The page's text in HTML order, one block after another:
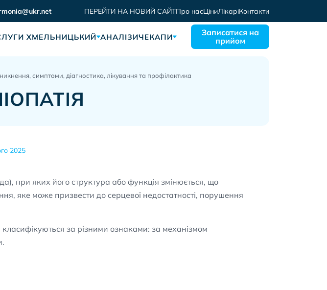
ПЕРЕЙТИ НА НОВИЙ САЙТПро насЦіниЛікаріКонтакти
ХМЕЛЬНИЦЬКИЙ АНАЛІЗИЧЕКАПИ
Записатися на
прийом
симптоми, діагностика, лікування та профілактика
2025
при яких його структура або функція змінюється, що
яке може призвести до серцевої недостатності, порушення
за різними ознаками: за механізмом